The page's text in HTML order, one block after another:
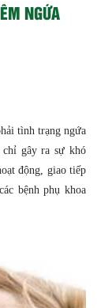
NGỨA
tình trạng ngứa
gây ra sự khó
động, giao tiếp
bệnh phụ khoa